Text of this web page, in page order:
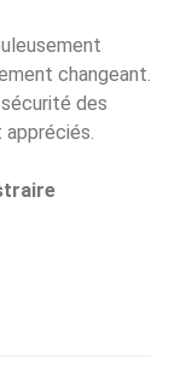
changeant.
des